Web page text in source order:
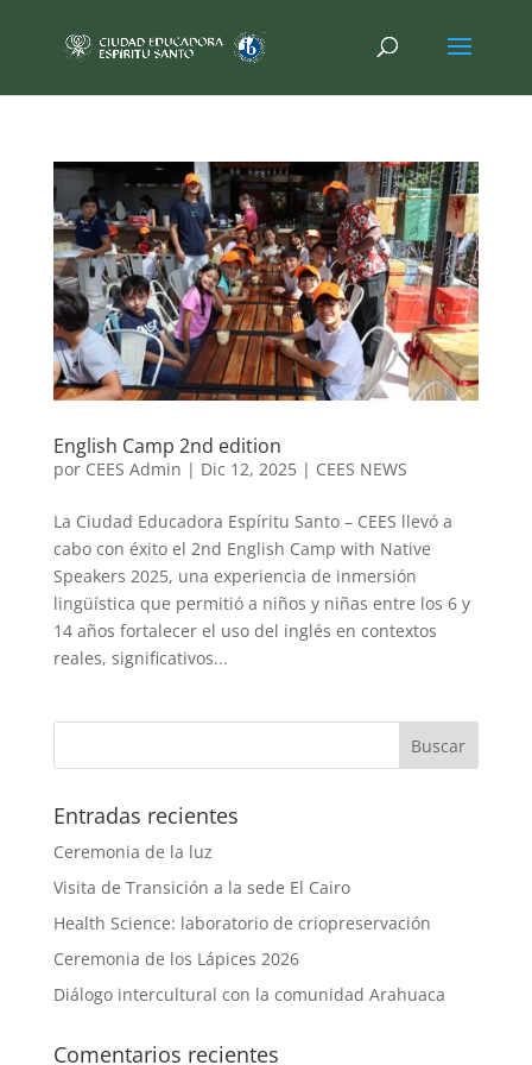
English Camp 2nd edition
por CEES Admin | Dic 12, 2025| CEES NEWS
La Ciudad Educadora Espíritu Santo – CEES llevó a
cabo con éxito el 2nd English Camp with Native
Speakers 2025, una experiencia de inmersión
lingüística que permitió a niños y niñas entre los 6 y
14 años fortalecer el uso del inglés en contextos
reales, significativos...
Entradas recientes
Ceremonia de la luz
Visita de Transición a la sede El Cairo
Health Science: laboratorio de criopreservación
Ceremonia de los Lápices 2026
Diálogo intercultural con la comunidad Arahuaca
Comentarios recientes